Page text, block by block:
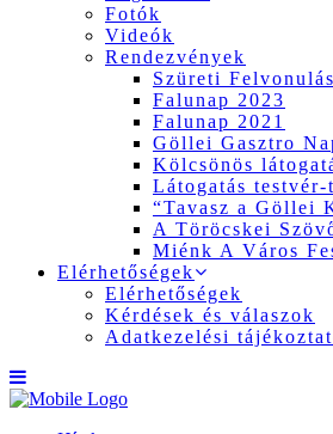
Fotók
Videók
Rendezvények
Szüreti
Falunap 2023
Falunap 2021
Göllei Gasztro
Kölcsönös
Látogatás
“Tavasz a Göllei
A Töröcskei
Miénk A Város
Elérhetőségek
Elérhetőségek
Kérdések és válaszok
Adatkezelési